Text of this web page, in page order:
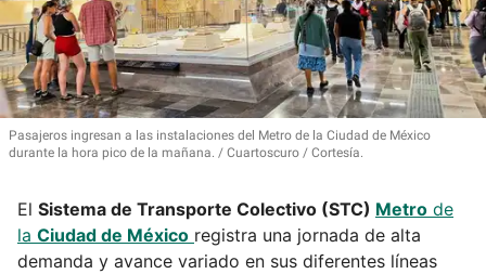
Pasajeros ingresan a las instalaciones del Metro de la Ciudad de México
durante la hora pico de la mañana.
Cuartoscuro / Cortesía.
El Sistema de Transporte Colectivo (STC) Metro de
la Ciudad de México registra una jornada de alta
demanda y avance variado en sus diferentes líneas